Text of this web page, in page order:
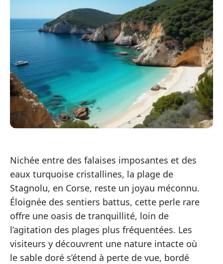
Nichée entre des falaises imposantes et des
eaux turquoise cristallines, la plage de
Stagnolu, en Corse, reste un joyau méconnu.
Éloignée des sentiers battus, cette perle rare
offre une oasis de tranquillité, loin de
l’agitation des plages plus fréquentées. Les
visiteurs y découvrent une nature intacte où
le sable doré s’étend à perte de vue, bordé